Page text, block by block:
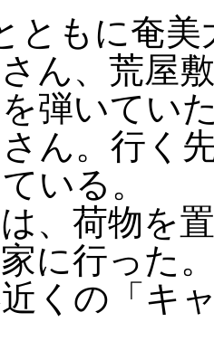
ともに奄美
ん、荒屋
弾いてい
ん。行く
いる。
、荷物を
に行った
くの「キ